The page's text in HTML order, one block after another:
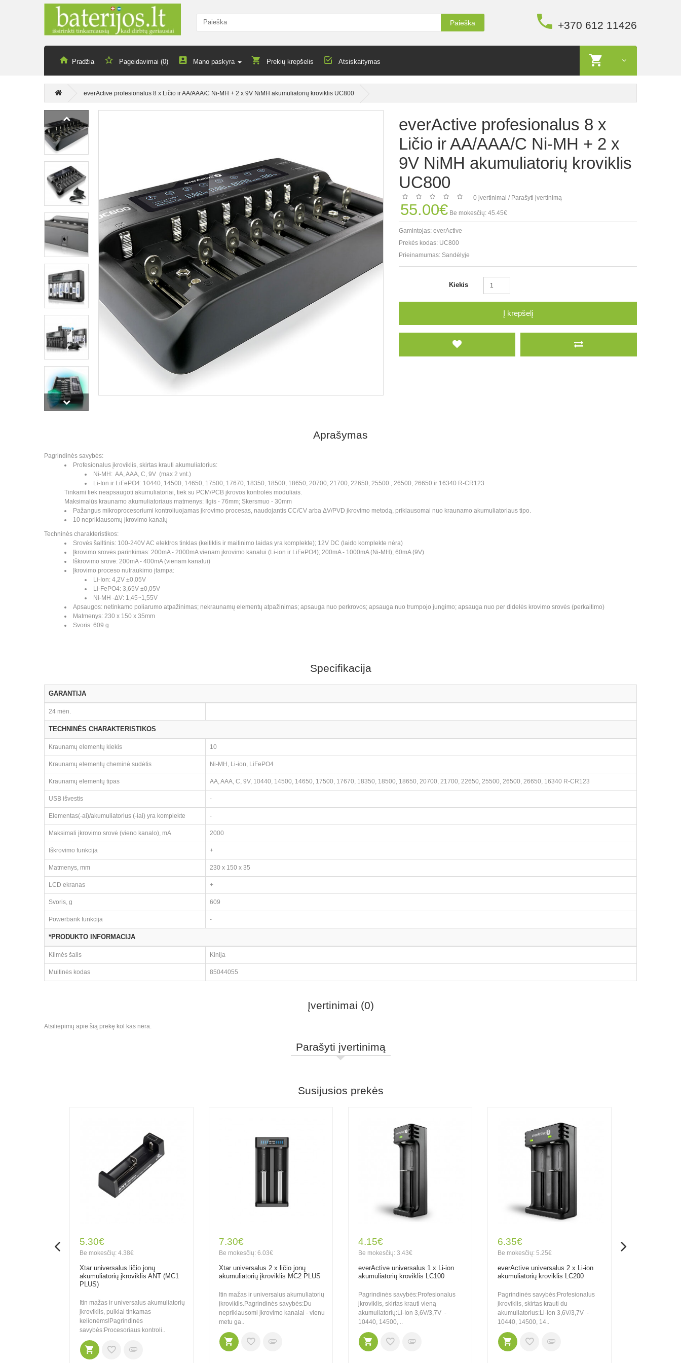
Paieška +370 612 11426
Pradžia Pageidavimai (0) Mano paskyra Prekių krepšelis Atsiskaitymas
everActive profesionalus 8 x Ličio ir AA/AAA/C Ni-MH + 2 x 9V NiMH akumuliatorių kroviklis UC800
everActive profesionalus 8 x
Ličio ir AA/AAA/C Ni-MH + 2 x
9V NiMH akumuliatorių kroviklis
UC800
0 įvertinimai / Parašyti įvertinimą
55.00€ Be mokesčių: 45.45€
Gamintojas: everActive
Prekės kodas: UC800
Prieinamumas: Sandėlyje
Kiekis
Į krepšelį
Aprašymas
Pagrindinės savybės:
Profesionalus įkroviklis, skirtas krauti akumuliatorius:
Ni-MH: AA, AAA, C, 9V (max 2 vnt.)
Li-Ion ir LiFePO4: 10440, 14500, 14650, 17500, 17670, 18350, 18500, 18650, 20700, 21700, 22650, 25500 , 26500, 26650 ir 16340 R-CR123
Tinkami tiek neapsaugoti akumuliatoriai, tiek su PCM/PCB įkrovos kontrolės moduliais.
Maksimalūs kraunamo akumuliatoriaus matmenys: Ilgis - 76mm; Skersmuo - 30mm
Pažangus mikroprocesoriumi kontroliuojamas įkrovimo procesas, naudojantis CC/CV arba ΔV/PVD įkrovimo metodą, priklausomai nuo kraunamo akumuliatoriaus tipo.
10 nepriklausomų įkrovimo kanalų
Techninės charakteristikos:
Srovės šalltinis: 100-240V AC elektros tinklas (keitiklis ir maitinimo laidas yra komplekte); 12V DC (laido komplekte nėra)
Įkrovimo srovės parinkimas: 200mA - 2000mA vienam įkrovimo kanalui (Li-ion ir LiFePO4); 200mA - 1000mA (Ni-MH); 60mA (9V)
Iškrovimo srovė: 200mA - 400mA (vienam kanalui)
Įkrovimo proceso nutraukimo įtampa:
Li-Ion: 4,2V ±0,05V
Li-FePO4: 3,65V ±0,05V
Ni-MH -ΔV: 1,45~1,55V
Apsaugos: netinkamo poliarumo atpažinimas; nekraunamų elementų atpažinimas; apsauga nuo perkrovos; apsauga nuo trumpojo jungimo; apsauga nuo per didelės krovimo srovės (perkaitimo)
Matmenys: 230 x 150 x 35mm
Svoris: 609 g
Specifikacija
GARANTIJA
24 mėn.
TECHNINĖS CHARAKTERISTIKOS
Kraunamų elementų kiekis 10
Kraunamų elementų cheminė sudėtis Ni-MH, Li-ion, LiFePO4
Kraunamų elementų tipas AA, AAA, C, 9V, 10440, 14500, 14650, 17500, 17670, 18350, 18500, 18650, 20700, 21700, 22650, 25500, 26500, 26650, 16340 R-CR123
USB išvestis -
Elementas(-ai)/akumuliatorius (-iai) yra komplekte -
Maksimali įkrovimo srovė (vieno kanalo), mA 2000
Iškrovimo funkcija +
Matmenys, mm 230 x 150 x 35
LCD ekranas +
Svoris, g 609
Powerbank funkcija -
*PRODUKTO INFORMACIJA
Kilmės šalis Kinija
Muitinės kodas 85044055
Įvertinimai (0)
Atsiliepimų apie šią prekę kol kas nėra.
Parašyti įvertinimą
Susijusios prekės
5.30€
Be mokesčių: 4.38€
Xtar universalus ličio jonų
akumuliatorių įkroviklis ANT (MC1
PLUS)
Itin mažas ir universalus akumuliatorių
įkroviklis, puikiai tinkamas
kelionėms!Pagrindinės
savybės:Procesoriaus kontroli..
7.30€
Be mokesčių: 6.03€
Xtar universalus 2 x ličio jonų
akumuliatorių įkroviklis MC2 PLUS
Itin mažas ir universalus akumuliatorių
įkroviklis.Pagrindinės savybės:Du
nepriklausomi įkrovimo kanalai - vienu
metu ga..
4.15€
Be mokesčių: 3.43€
everActive universalus 1 x Li-ion
akumuliatorių kroviklis LC100
Pagrindinės savybės:Profesionalus
įkroviklis, skirtas krauti vieną
akumuliatorių:Li-Ion 3,6V/3,7V -
10440, 14500, ..
6.35€
Be mokesčių: 5.25€
everActive universalus 2 x Li-ion
akumuliatorių kroviklis LC200
Pagrindinės savybės:Profesionalus
įkroviklis, skirtas krauti du
akumuliatorius:Li-Ion 3,6V/3,7V -
10440, 14500, 14..